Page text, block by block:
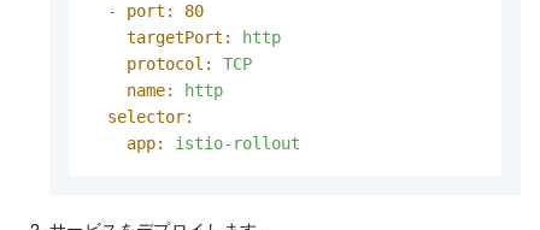
-
port:
80
targetPort:
http
protocol:
TCP
name:
http
selector:
app:
istio-rollout